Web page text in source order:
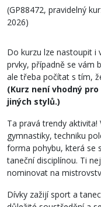
(GP88472, pravidelný
2026)
Do kurzu lze nastoupit i
prvky, případně se vám
ale třeba počítat s tím,
(Kurz není vhodný
jiných stylů.)
Ta pravá trendy aktivita!
gymnastiky, techniku
forma pohybu, která se
taneční disciplínou. Ti
nominovat na
Dívky zažijí sport a